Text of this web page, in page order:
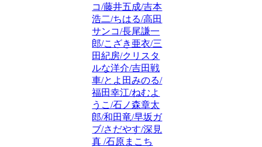
コ/藤井五成/吉本
浩二/ちはる/高田
サンコ/長尾謙一
郎/こざき亜衣/三
田紀房/クリスタ
ルな洋介/吉田戦
車/とよ田みのる/
福田幸江/ねむよ
うこ/石ノ森章太
郎/和田竜/早坂ガ
ブ/さだやす/深見
真 /石原まこち